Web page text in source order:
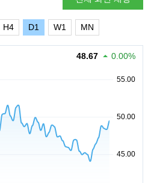
H4 D1 W1 MN
48.67 0.00%